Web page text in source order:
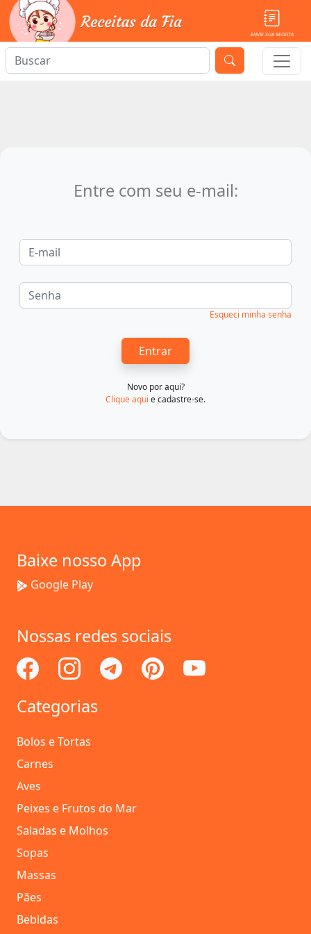
ENVIE SUA RECEITA
Entre com seu e-mail:
Esqueci minha senha
Entrar
Novo por aqui?
Clique aqui e cadastre-se.
Baixe nosso App
Google Play
Nossas redes sociais
Categorias
Bolos e Tortas
Carnes
Aves
Peixes e Frutos do Mar
Saladas e Molhos
Sopas
Massas
Pães
Bebidas